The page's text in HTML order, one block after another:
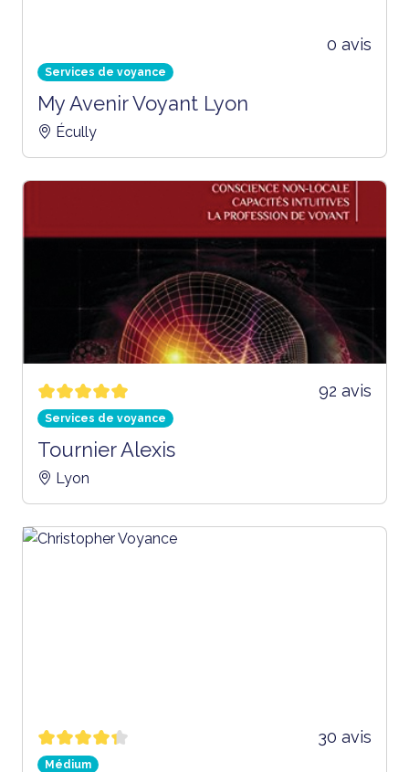
0 avis
Services de voyance
My Avenir Voyant Lyon
Écully
92 avis
Services de voyance
Tournier Alexis
Lyon
30 avis
Médium